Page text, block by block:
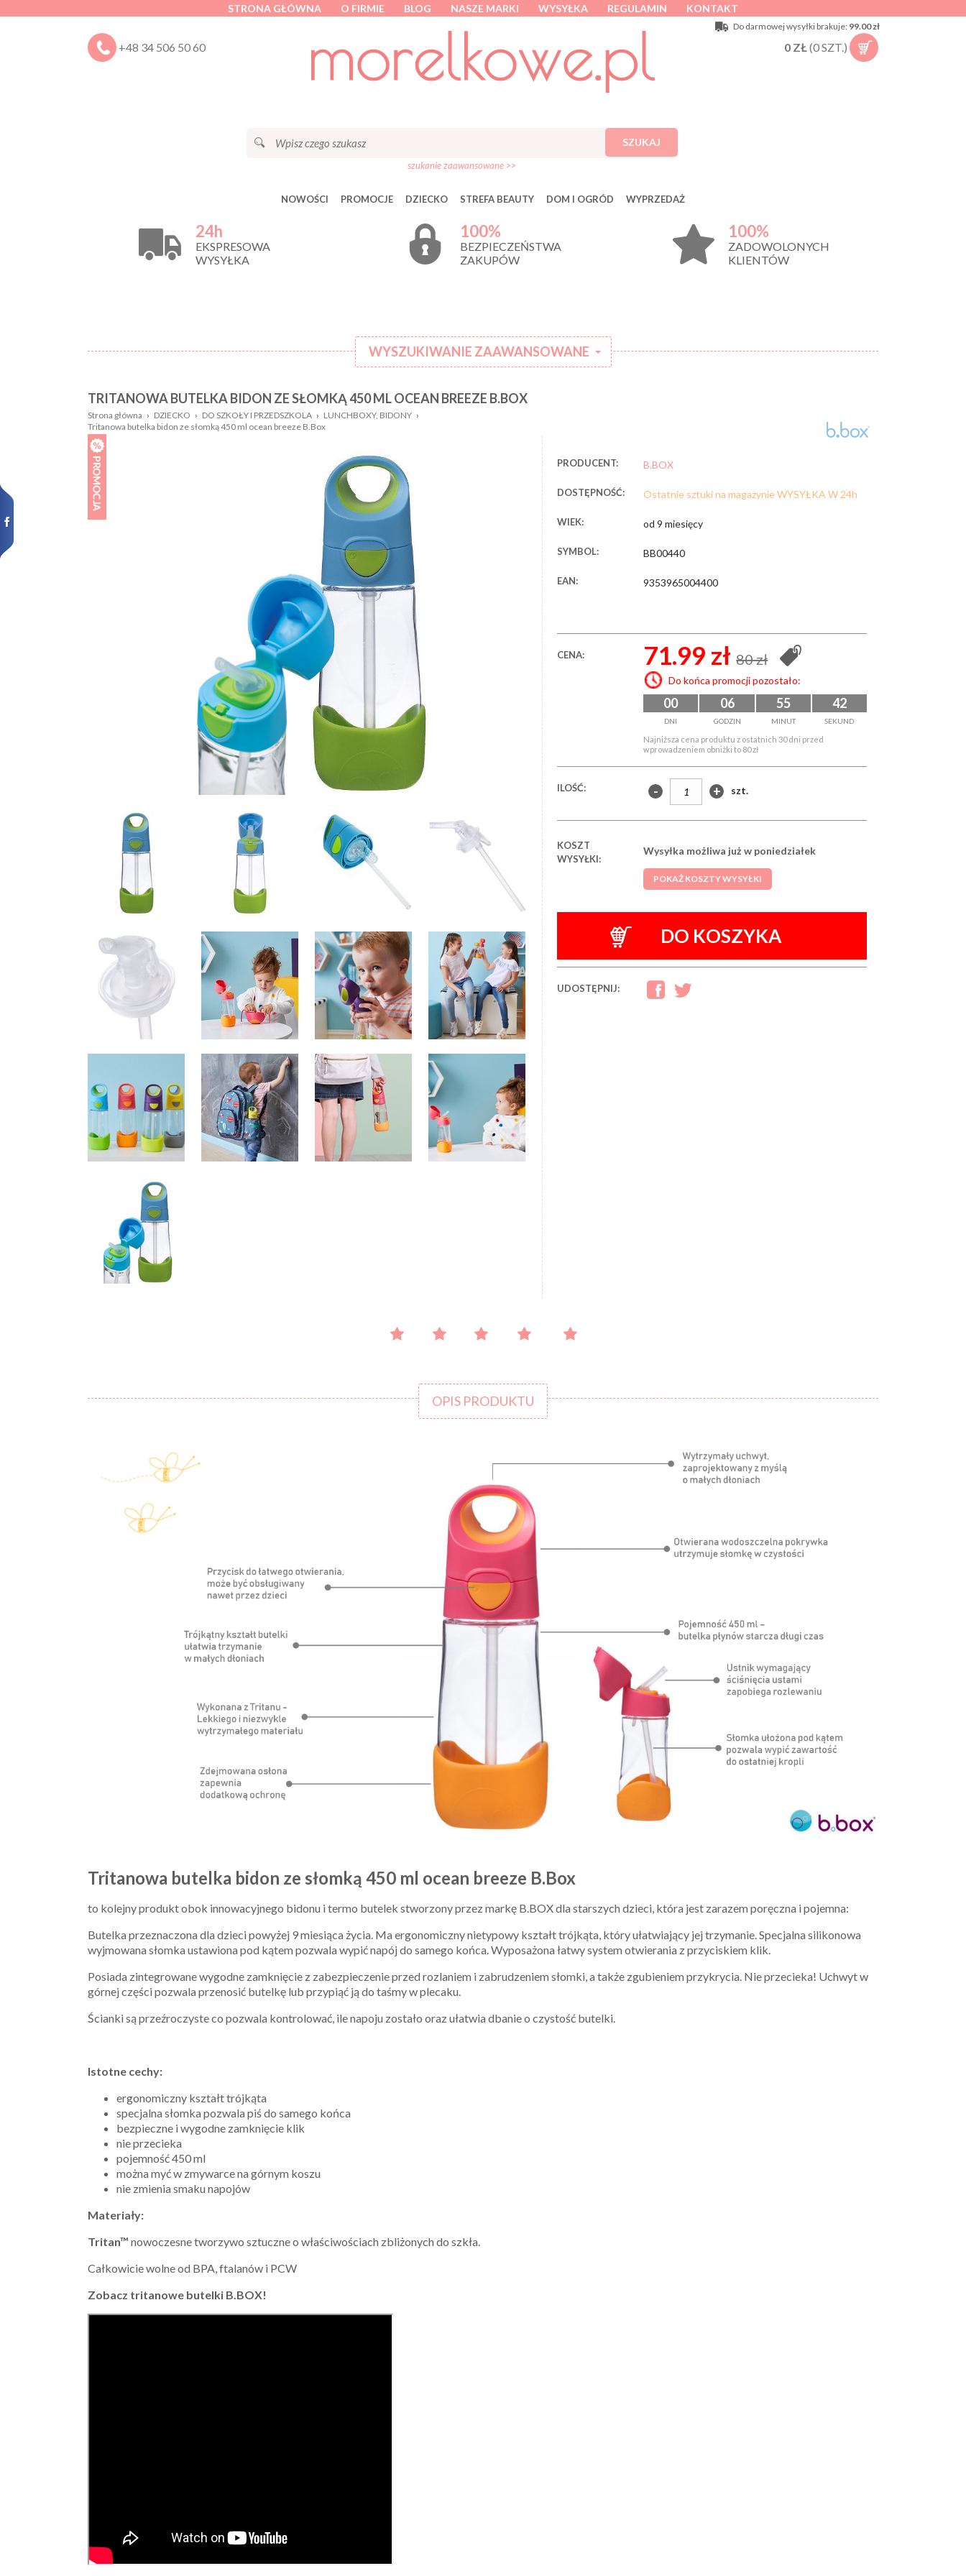
STRONA GŁÓWNA O FIRMIE BLOG NASZE MARKI WYSYŁKA REGULAMIN KONTAKT
+48 34 506 50 60
Do darmowej wysyłki brakuje: 99.00 zł
0 ZŁ(0SZT.)
SZUKAJ
szukanie zaawansowane >>
NOWOŚCI PROMOCJE DZIECKO STREFA BEAUTY DOM I OGRÓD WYPRZEDAŻ
24h
EKSPRESOWA
WYSYŁKA
100%
BEZPIECZEŃSTWA
ZAKUPÓW
100%
ZADOWOLONYCH
KLIENTÓW
WYSZUKIWANIE ZAAWANSOWANE
Nazwa:
Wiek
dziecka:
Rozmiar:
Nowości,
promocje:
Płeć:
Kolor:
Kategoria:
TRITANOWA BUTELKA BIDON ZE SŁOMKĄ 450 ML OCEAN BREEZE B.BOX
Strona główna › DZIECKO › DO SZKOŁY I PRZEDSZKOLA › LUNCHBOXY, BIDONY ›
Tritanowa butelka bidon ze słomką 450 ml ocean breeze B.Box
PRODUCENT: B.BOX
DOSTĘPNOŚĆ: Ostatnie sztuki na magazynie WYSYŁKA W 24h
WIEK: od 9 miesięcy
SYMBOL: BB00440
EAN: 9353965004400
CENA: 71.99 zł 80 zł
Do końca promocji pozostało:
00
DNI
06
GODZIN
55
MINUT
41
SEKUND
Najniższa cena produktu z ostatnich 30 dni przed
wprowadzeniem obniżki to 80 zł
ILOŚĆ: - + szt.
KOSZT
WYSYŁKI:
Wysyłka możliwa już w poniedziałek
POKAŻ KOSZTY WYSYŁKI
DO KOSZYKA
UDOSTĘPNIJ:
OPIS PRODUKTU
Tritanowa butelka bidon ze słomką 450 ml ocean breeze B.Box
to kolejny produkt obok innowacyjnego bidonu i termo butelek stworzony przez markę B.BOX dla starszych dzieci, która jest zarazem poręczna i pojemna:
Butelka przeznaczona dla dzieci powyżej 9 miesiąca życia. Ma ergonomiczny nietypowy kształt trójkąta, który ułatwiający jej trzymanie. Specjalna silikonowa
wyjmowana słomka ustawiona pod kątem pozwala wypić napój do samego końca. Wyposażona łatwy system otwierania z przyciskiem klik.
Posiada zintegrowane wygodne zamknięcie z zabezpieczenie przed rozlaniem i zabrudzeniem słomki, a także zgubieniem przykrycia. Nie przecieka! Uchwyt w
górnej części pozwala przenosić butelkę lub przypiąć ją do taśmy w plecaku.
Ścianki są przeźroczyste co pozwala kontrolować, ile napoju zostało oraz ułatwia dbanie o czystość butelki.
Istotne cechy:
ergonomiczny kształt trójkąta
specjalna słomka pozwala piś do samego końca
bezpieczne i wygodne zamknięcie klik
nie przecieka
pojemność 450 ml
można myć w zmywarce na górnym koszu
nie zmienia smaku napojów
Materiały:
Tritan™ nowoczesne tworzywo sztuczne o właściwościach zbliżonych do szkła.
Całkowicie wolne od BPA, ftalanów i PCW
Zobacz tritanowe butelki B.BOX!